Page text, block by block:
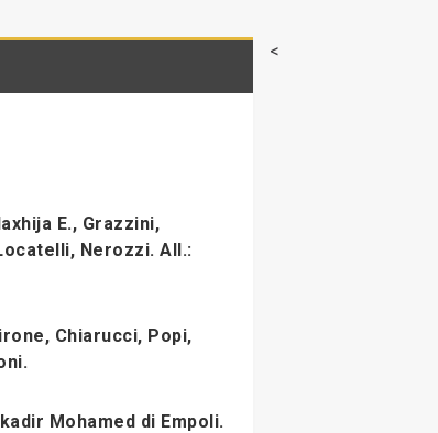
E., Grazzini,
Nerozzi. All.:
Chiarucci, Popi,
Mohamed di Empoli.
<